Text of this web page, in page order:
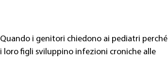
Quando i genitori chiedono ai pediatri perché
i loro figli sviluppino infezioni croniche alle